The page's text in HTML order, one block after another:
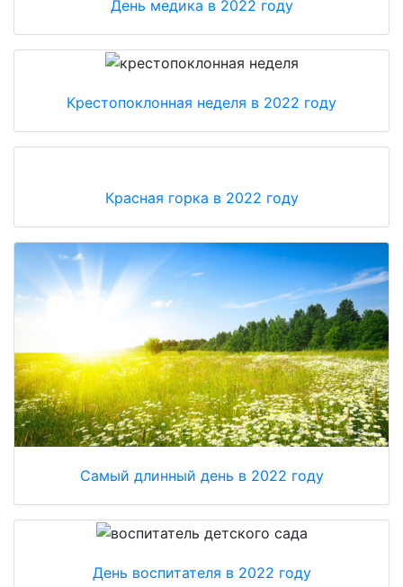
День медика в 2022 году
Крестопоклонная неделя в 2022 году
Красная горка в 2022 году
Самый длинный день в 2022 году
День воспитателя в 2022 году